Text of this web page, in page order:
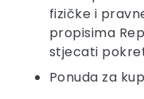
fizičke i
propisima
stjecati
Ponuda za